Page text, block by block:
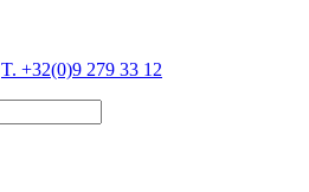
T. +32(0)9 279 33 12